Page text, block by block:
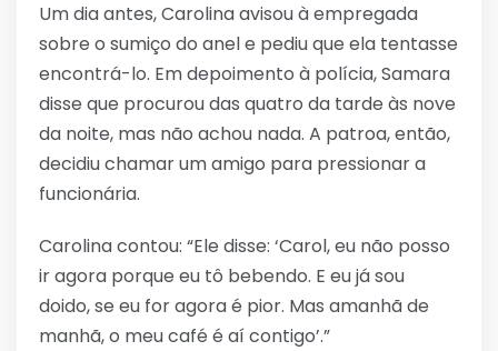
Um dia antes, Carolina avisou à empregada
sobre o sumiço do anel e pediu que ela tentasse
encontrá-lo. Em depoimento à polícia, Samara
disse que procurou das quatro da tarde às nove
da noite, mas não achou nada. A patroa, então,
decidiu chamar um amigo para pressionar a
funcionária.
Carolina contou: “Ele disse: ‘Carol, eu não posso
ir agora porque eu tô bebendo. E eu já sou
doido, se eu for agora é pior. Mas amanhã de
manhã, o meu café é aí contigo’.”